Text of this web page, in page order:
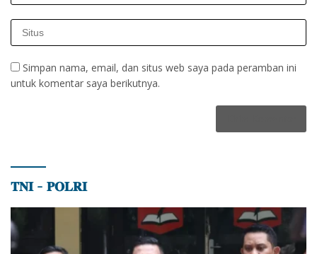
Simpan nama, email, dan situs web saya pada peramban ini
untuk komentar saya berikutnya.
𝐓𝐍𝐈 – 𝐏𝐎𝐋𝐑𝐈